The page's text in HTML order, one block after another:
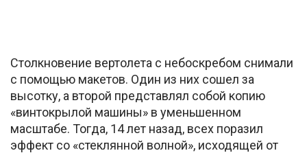
Столкновение вертолета с небоскребом снимали
с помощью макетов. Один из них сошел за
высотку, а второй представлял собой копию
«винтокрылой машины» в уменьшенном
масштабе. Тогда, 14 лет назад, всех поразил
эффект со «стеклянной волной», исходящей от